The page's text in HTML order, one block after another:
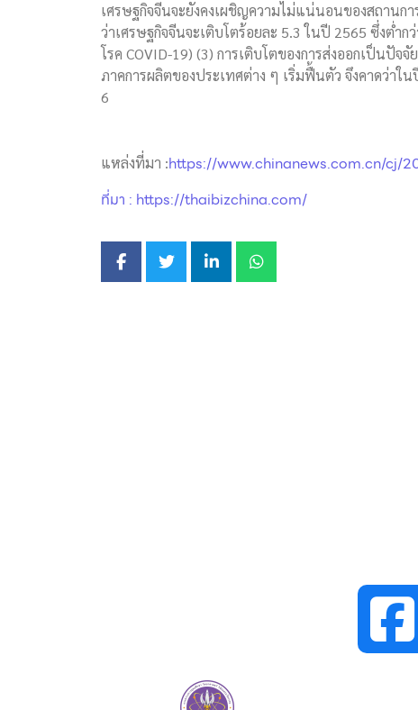
เศรษฐกิจจีนจะยังคงเผชิญความไม่แน่นอนของสถานก
ว่าเศรษฐกิจจีนจะเติบโตร้อยละ 5.3 ในปี 2565 ซึ่งต่ำ
โรค COVID-19) (3) การเติบโตของการส่งออกเป็นปั
ภาคการผลิตของประเทศต่าง ๆ เริ่มฟื้นตัว จึงคาดว่าใ
6
แหล่งที่มา :https://www.chinanews.com.cn/cj/
ที่มา : https://thaibizchina.com/